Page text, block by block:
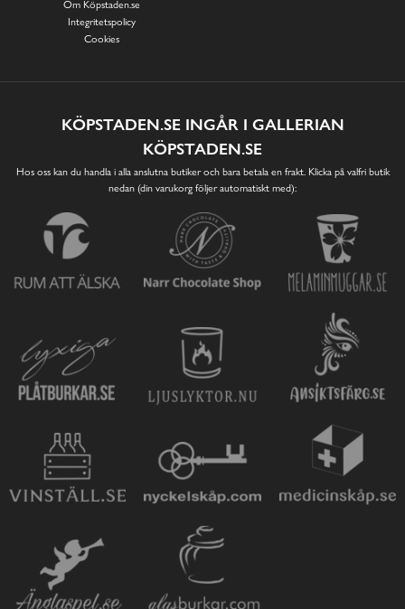
Om Köpstaden.se
Integritetspolicy
Cookies
KÖPSTADEN.SE INGÅR I GALLERIAN
KÖPSTADEN.SE
Hos oss kan du handla i alla anslutna butiker och bara betala en frakt. Klicka på valfri butik
nedan (din varukorg följer automatiskt med):